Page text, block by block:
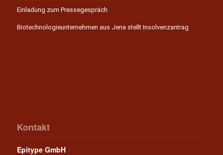
Einladung zum Pressegespräch
Biotechnologieunternehmen aus Jena stellt Insolvenzantrag
Kontakt
Epitype GmbH